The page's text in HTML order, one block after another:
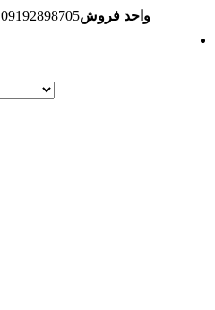
واحد فروش09192898705 -- 021-76447285